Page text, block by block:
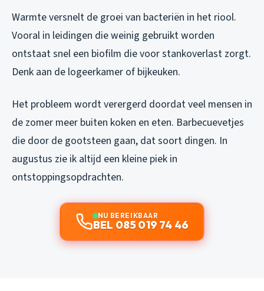
Warmte versnelt de groei van bacteriën in het riool.
Vooral in leidingen die weinig gebruikt worden
ontstaat snel een biofilm die voor stankoverlast zorgt.
Denk aan de logeerkamer of bijkeuken.
Het probleem wordt verergerd doordat veel mensen in
de zomer meer buiten koken en eten. Barbecuevetjes
die door de gootsteen gaan, dat soort dingen. In
augustus zie ik altijd een kleine piek in
ontstoppingsopdrachten.
NU BEREIKBAAR
BEL 085 019 74 46